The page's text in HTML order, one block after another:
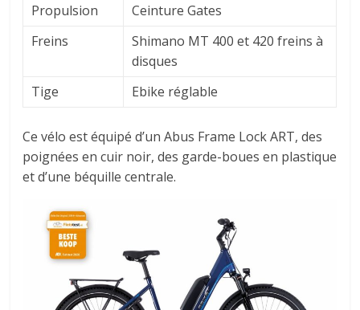
Propulsion
Ceinture Gates
Freins
Shimano MT 400 et 420 freins à
disques
Tige
Ebike réglable
Ce vélo est équipé d’un Abus Frame Lock ART, des
poignées en cuir noir, des garde-boues en plastique
et d’une béquille centrale.